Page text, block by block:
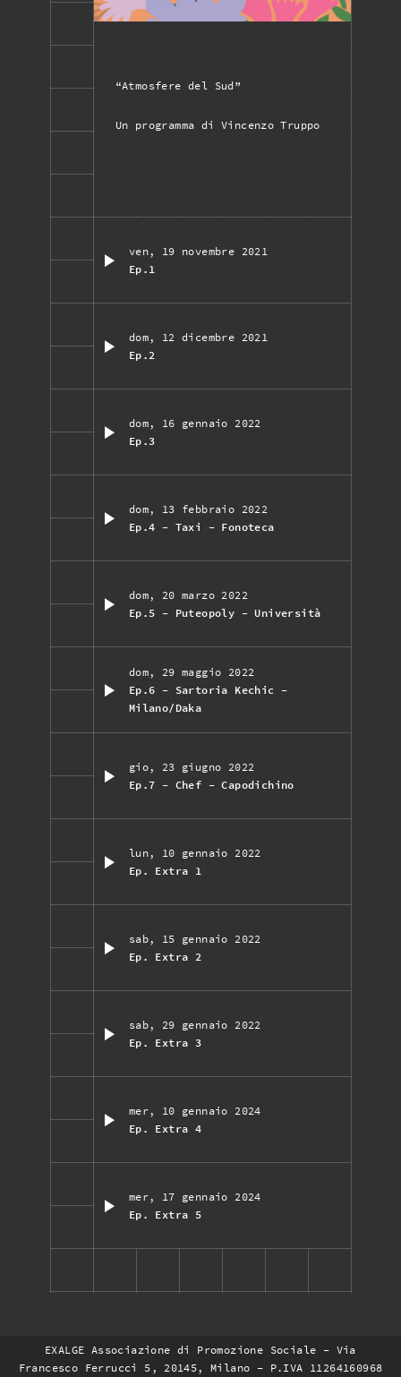
“Atmosfere del Sud”
Un programma di Vincenzo Truppo
ven, 19 novembre 2021
Ep.1
dom, 12 dicembre 2021
Ep.2
dom, 16 gennaio 2022
Ep.3
dom, 13 febbraio 2022
Ep.4 - Taxi - Fonoteca
dom, 20 marzo 2022
Ep.5 - Puteopoly - Università
dom, 29 maggio 2022
Ep.6 - Sartoria Kechic -
Milano/Daka
gio, 23 giugno 2022
Ep.7 - Chef - Capodichino
lun, 10 gennaio 2022
Ep. Extra 1
sab, 15 gennaio 2022
Ep. Extra 2
sab, 29 gennaio 2022
Ep. Extra 3
mer, 10 gennaio 2024
Ep. Extra 4
mer, 17 gennaio 2024
Ep. Extra 5
EXALGE Associazione di Promozione Sociale - Via
Francesco Ferrucci 5, 20145, Milano - P.IVA 11264160968